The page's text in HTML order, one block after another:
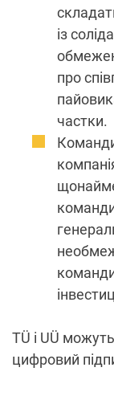
із
про
частки.
TÜ і UÜ
цифровий